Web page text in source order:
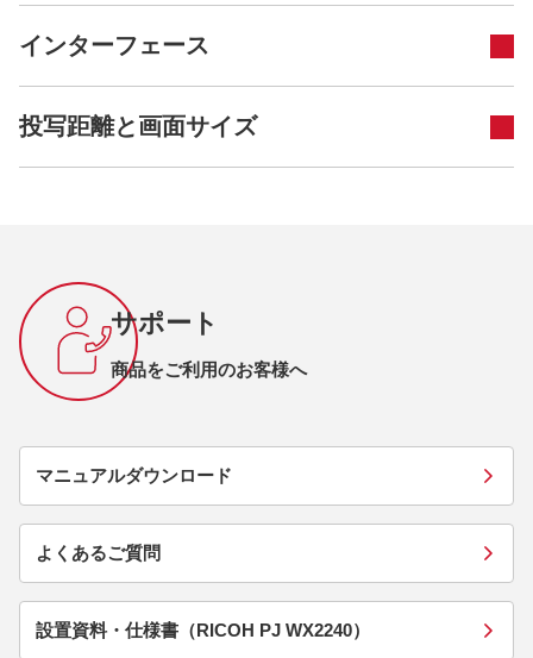
インターフェース
投写距離と画面サイズ
サポート
商品をご利用のお客様へ
マニュアルダウンロード
よくあるご質問
設置資料・仕様書（RICOH PJ WX2240）